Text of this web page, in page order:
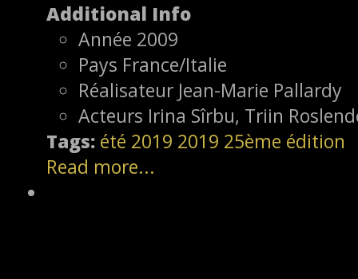
Additional Info
Année 2009
Pays France/Italie
Réalisateur Jean-Marie Pallardy
Acteurs Irina Sîrbu, Triin
Tags: été 2019 2019 25ème édition
Read more...